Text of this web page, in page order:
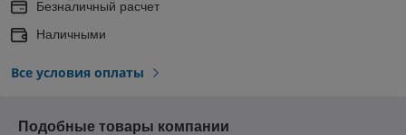
Безналичный расчет
Наличными
Все условия оплаты
Подобные товары компании